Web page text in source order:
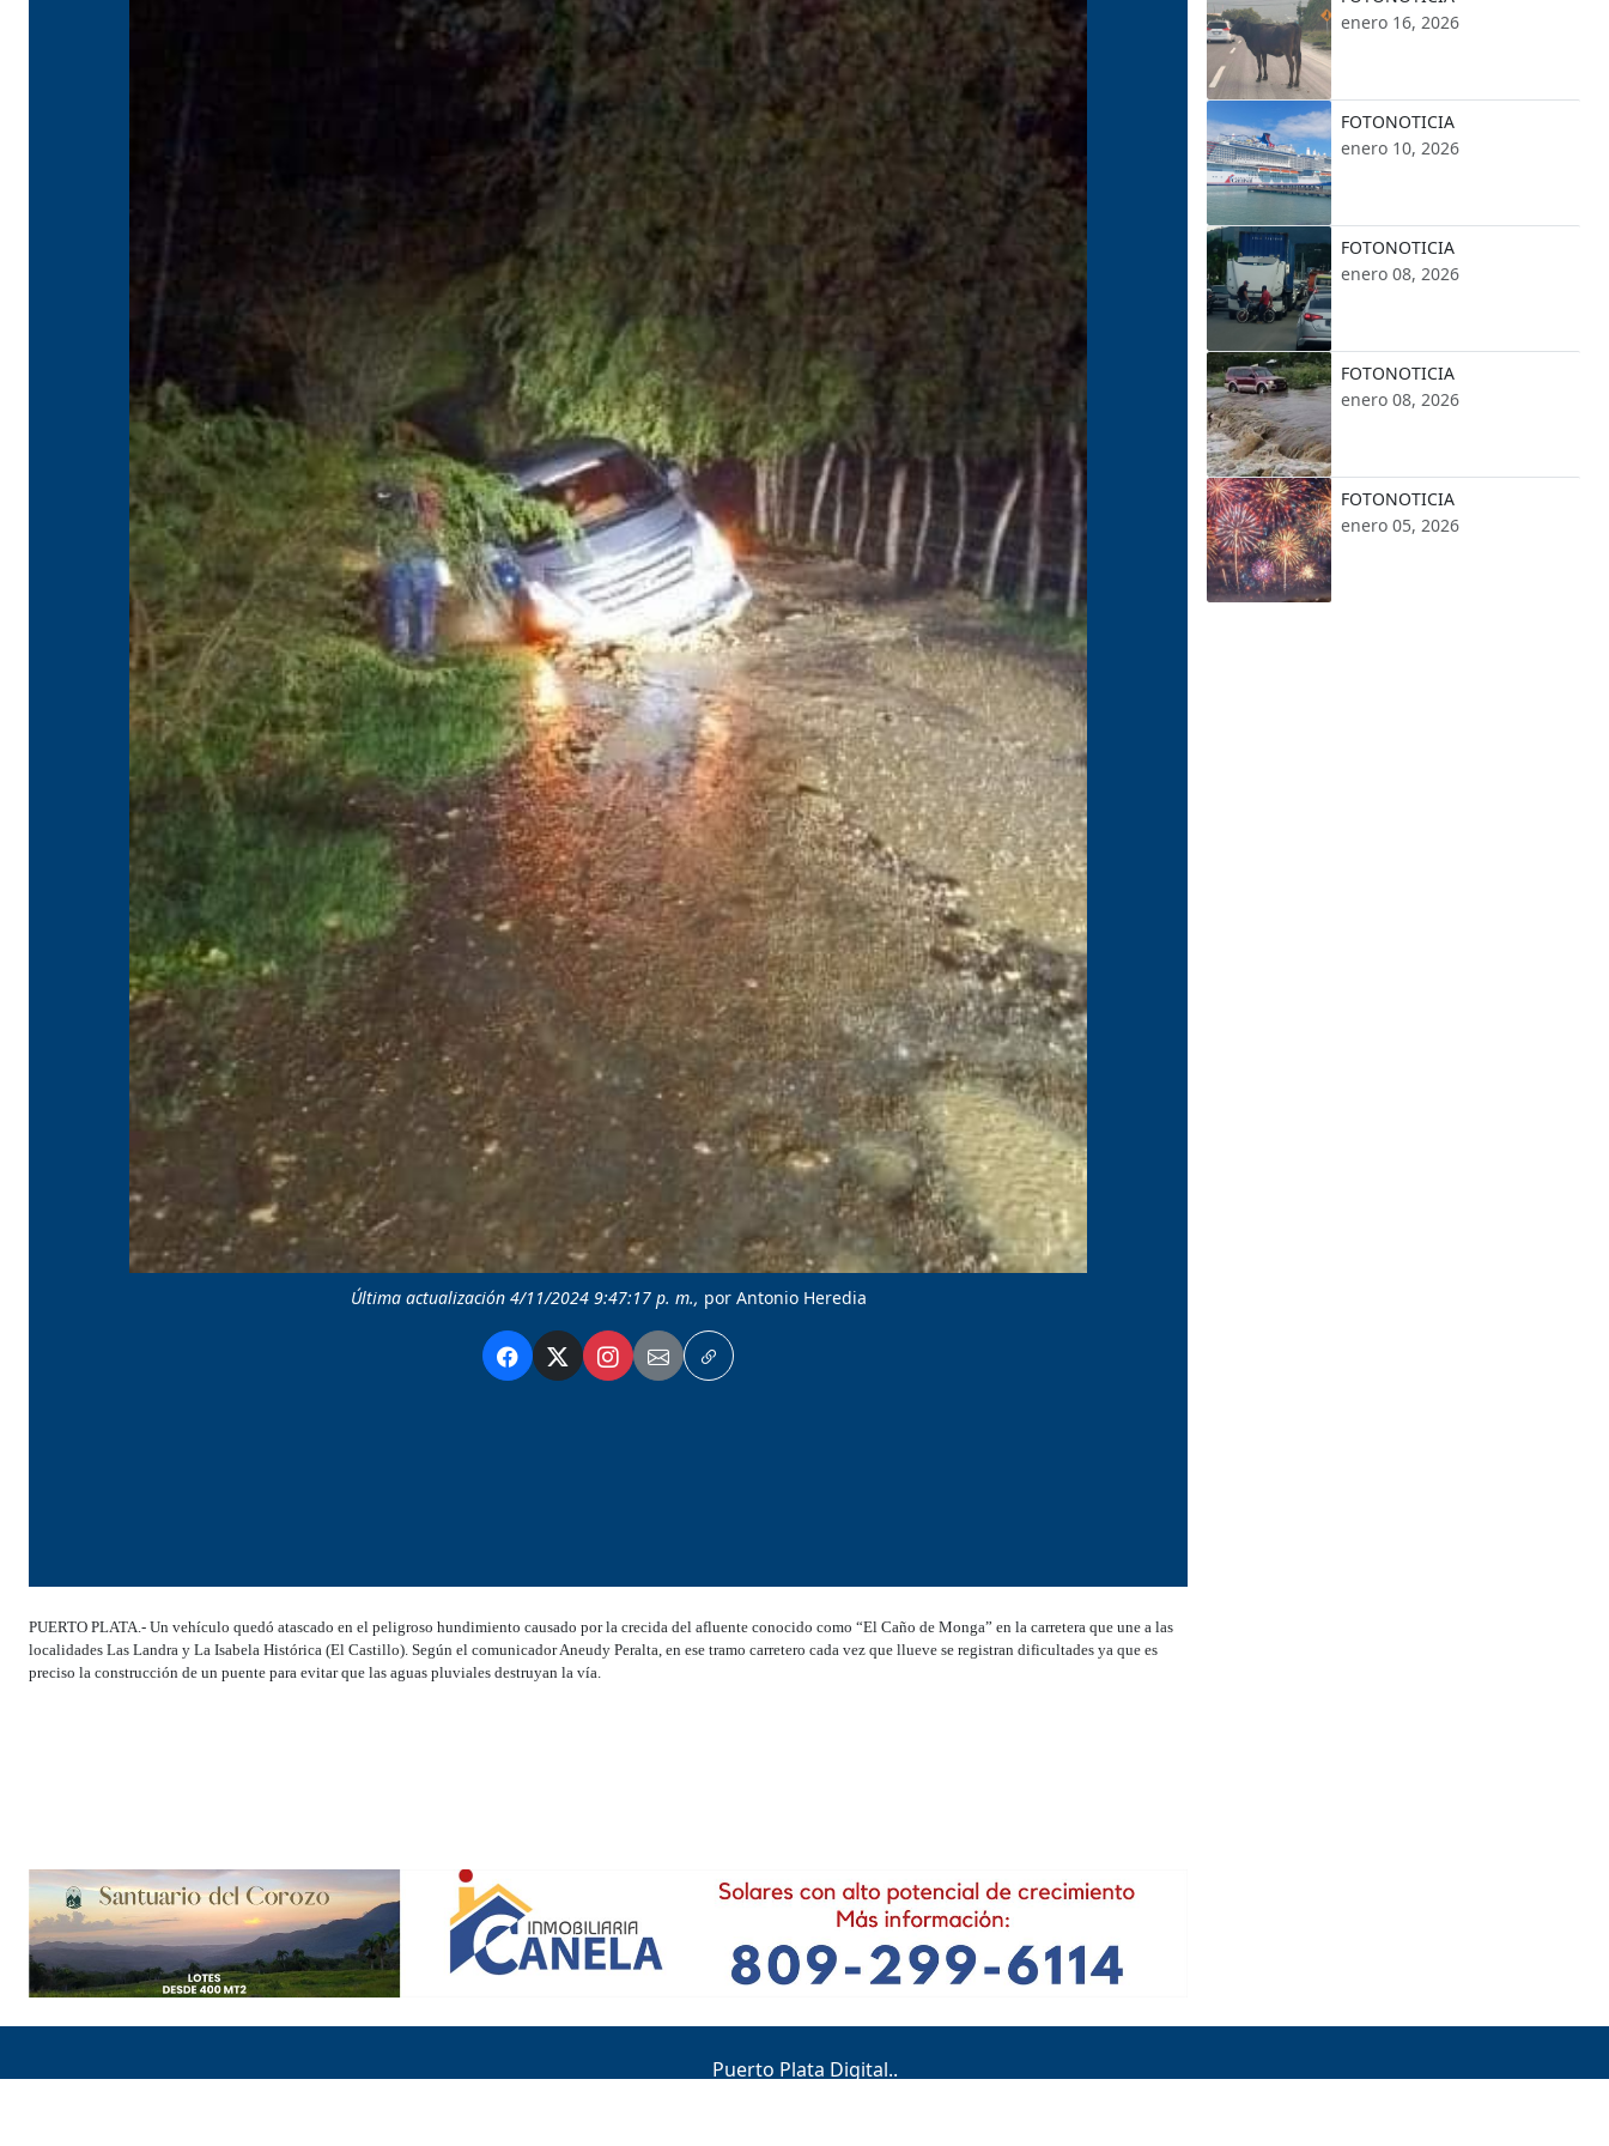
Última actualización 4/11/2024 9:47:17 p. m., por Antonio Heredia
PUERTO PLATA.- Un vehículo quedó atascado en el peligroso hundimiento causado por la crecida del afluente conocido como “El Caño de Monga” en la carretera que une a las
localidades Las Landra y La Isabela Histórica (El Castillo). Según el comunicador Aneudy Peralta, en ese tramo carretero cada vez que llueve se registran dificultades ya que es
preciso la construcción de un puente para evitar que las aguas pluviales destruyan la vía.
enero 16, 2026
FOTONOTICIA
enero 10, 2026
FOTONOTICIA
enero 08, 2026
FOTONOTICIA
enero 08, 2026
FOTONOTICIA
enero 05, 2026
Puerto Plata Digital..